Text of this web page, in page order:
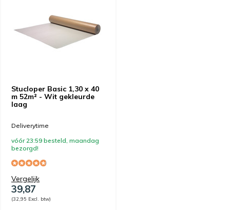
Stucloper Basic 1,30 x 40
m 52m² - Wit gekleurde
laag
Deliverytime
vóór 23:59 besteld, maandag
bezorgd!
Vergelijk
39,87
(32,95 Excl. btw)